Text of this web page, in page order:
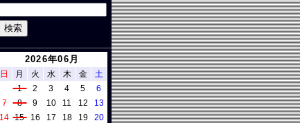
2026年06月
日 月 火 水 木 金
土
1
2 3 4 5
6
7
8 9 10 11 12
13
14 15 16 17 18 19
20